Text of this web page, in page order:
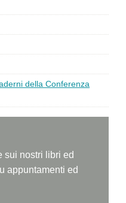
della Conferenza
sui nostri libri ed
appuntamenti ed